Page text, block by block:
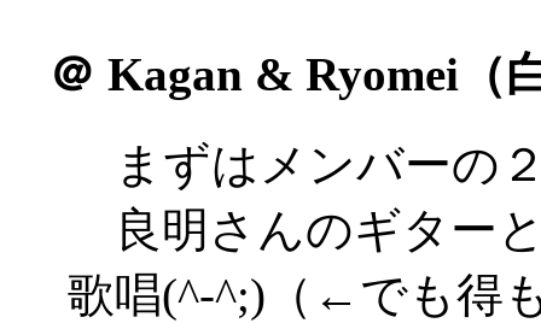
＠ Kagan & Ryomei（
まずはメンバーの
良明さんのギター
歌唱(^-^;)（←でも得